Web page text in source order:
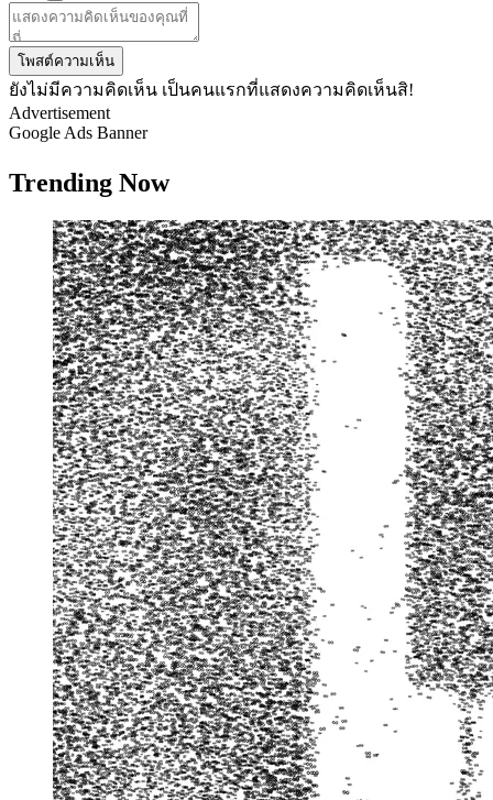
โพสต์ความเห็น
ยังไม่มีความคิดเห็น เป็นคนแรกที่แสดงความคิดเห็นสิ!
Advertisement
Google Ads Banner
Trending Now